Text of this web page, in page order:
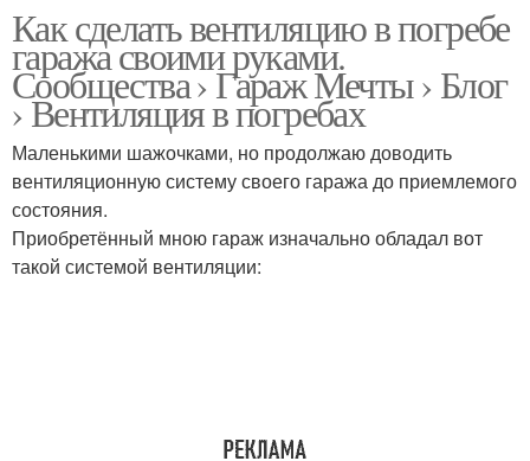
вентиляция
вентиляция
Гараж с подвалом Вентиляции в погребе
Как сделать вентиляцию в погребе
гаража своими руками.
Сообщества › Гараж Мечты › Блог
› Вентиляция в погребах
Маленькими шажочками, но продолжаю доводить
вентиляционную систему своего гаража до приемлемого
состояния.
Приобретённый мною гараж изначально обладал вот
такой системой вентиляции: